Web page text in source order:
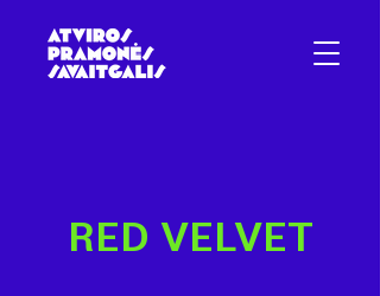
RED VELVET